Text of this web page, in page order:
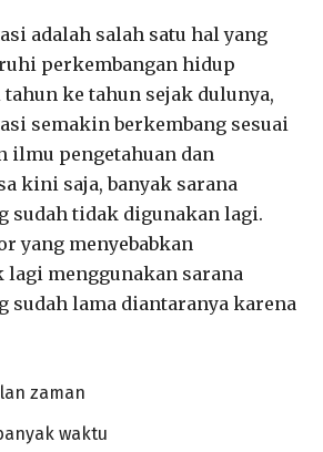
adalah salah satu hal yang
perkembangan hidup
ke tahun sejak dulunya,
semakin berkembang sesuai
ilmu pengetahuan dan
kini saja, banyak sarana
sudah tidak digunakan lagi.
yang menyebabkan
lagi menggunakan sarana
sudah lama diantaranya karena
zaman
waktu